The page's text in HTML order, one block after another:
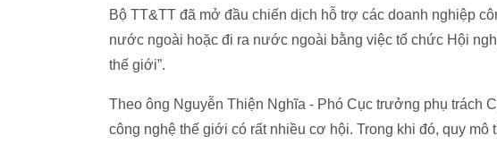
Bộ TT&TT đã mở đầu chiến dịch hỗ trợ các doanh nghiệp
nước ngoài hoặc đi ra nước ngoài bằng việc tổ chức Hội
thế giới”.
Theo ông Nguyễn Thiện Nghĩa - Phó Cục trưởng phụ trách
công nghệ thế giới có rất nhiều cơ hội. Trong khi đó, quy